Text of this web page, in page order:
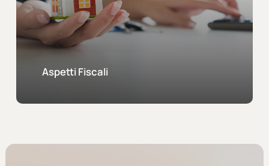
Aspetti Fiscali